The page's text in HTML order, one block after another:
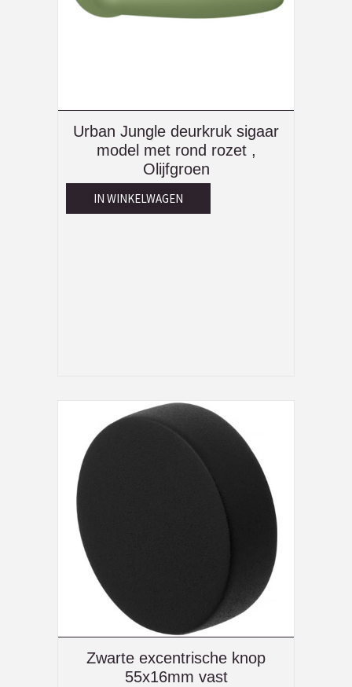
Urban Jungle deurkruk sigaar
model met rond rozet ,
Olijfgroen
IN WINKELWAGEN
Zwarte excentrische knop
55x16mm vast